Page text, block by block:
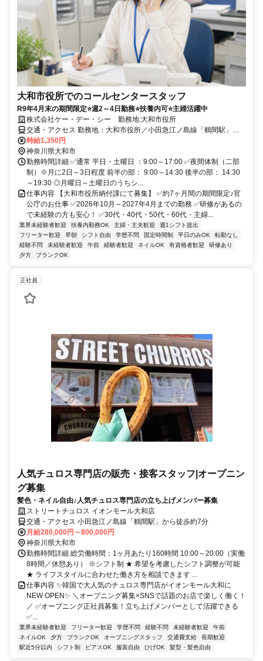
大和市役所でのコールセンタースタッフ
R9年4月末の期間限定⭐週2～4日勤務⭐扶養内可⭐主婦活躍中
株式会社ケー・デー・シー 勤務地:大和市役所
交通・アクセス 勤務地：大和市役所／小田急江ノ島線「鶴間駅」よ
り徒歩12分
時給1,350円
神奈川県大和市
勤務時間詳細 ✅通常 平日・土曜日 ：9:00～17:00 ✅夜間体制（二部
制）※月に2日～3日程度 前半の部： 9:00～14:30 後半の部： 14:30
～19:30 ◎月曜日～土曜日のうちシ...
仕事内容 【大和市役所納付課にて募集】 ✅約7ヶ月間の期間限定♪官
公庁のお仕事 ✅2026年10月～2027年4月までの勤務 ✅研修があるの
で未経験の方も安心！ ✅30代・40代・50代・60代・主婦...
業界未経験者歓迎 扶養内勤務OK 主婦・主夫歓迎
週1シフト提出
フリーター歓迎
早朝 シフト自由 学歴不問 固定時間制 平日のみOK
転勤なし
経験不問
未経験者歓迎 午前 経験者歓迎 ネイルOK 有資格者歓迎
研修あり
夕方
ブランクOK
正社員
人気チュロス専門店の販売・接客スタッフ|オープニン
グ募集
髪色・ネイル自由♪人気チュロス専門店の立ち上げメンバー募集
ストリートチュロス イオンモール大和店
交通・アクセス 小田急江ノ島線「鶴間駅」から徒歩約7分
月給280,000円～800,000円
神奈川県大和市
勤務時間詳細 総労働時間：1ヶ月あたり160時間 10:00～20:00（実働
8時間／休憩あり） ※シフト制 ★ 希望を考慮したシフト調整が可能
★ ライフスタイルに合わせた働き方を相談できます ...
仕事内容 ✨韓国で大人気のチュロス専門店がイオンモール大和に
NEW OPEN✨ ＼オープニング募集×SNSで話題のお店で楽しく働く！
／ ✅オープニング正社員募集！立ち上げメンバーとして活躍できる
✅...
業界未経験者歓迎 フリーター歓迎 学歴不問 経験不問 未経験者歓迎
午前
ネイルOK
夕方 ブランクOK オープニングスタッフ 交通費支給
長期歓迎
駅近5分以内
シフト制 ピアスOK 服装自由 ひげOK 髪型・髪色自由